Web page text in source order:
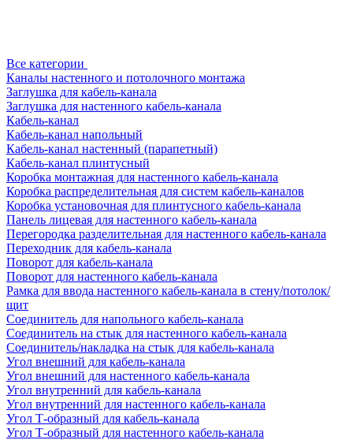
Все категории
Каналы настенного и потолочного монтажа
Заглушка для кабель-канала
Заглушка для настенного кабель-канала
Кабель-канал
Кабель-канал напольный
Кабель-канал настенный (парапетный)
Кабель-канал плинтусный
Коробка монтажная для настенного кабель-канала
Коробка распределительная для систем кабель-каналов
Коробка установочная для плинтусного кабель-канала
Панель лицевая для настенного кабель-канала
Перегородка разделительная для настенного кабель-канала
Переходник для кабель-канала
Поворот для кабель-канала
Поворот для настенного кабель-канала
Рамка для ввода настенного кабель-канала в стену/потолок/
щит
Соединитель для напольного кабель-канала
Соединитель на стык для настенного кабель-канала
Соединитель/накладка на стык для кабель-канала
Угол внешний для кабель-канала
Угол внешний для настенного кабель-канала
Угол внутренний для кабель-канала
Угол внутренний для настенного кабель-канала
Угол Т-образный для кабель-канала
Угол Т-образный для настенного кабель-канала